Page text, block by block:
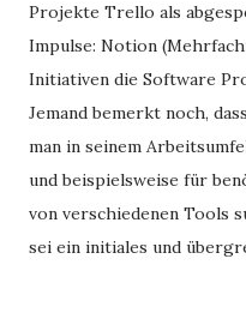
Projekte Trello als
Impulse: Notion
Initiativen die Software
Jemand bemerkt noch,
man in seinem
und beispielsweise für
von verschiedenen Tools
sei ein initiales und